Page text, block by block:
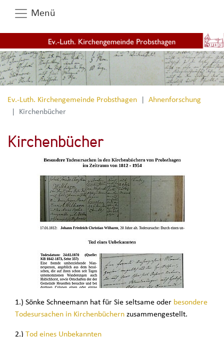
Menü
Ev.-Luth. Kirchengemeinde Probsthagen
Ahnenforschung
Kirchenbücher
Kirchenbücher
1.) Sönke Schneemann hat für Sie seltsame oder besondere
Todesursachen in Kirchenbüchern zusammengestellt.
2.) Tod eines Unbekannten